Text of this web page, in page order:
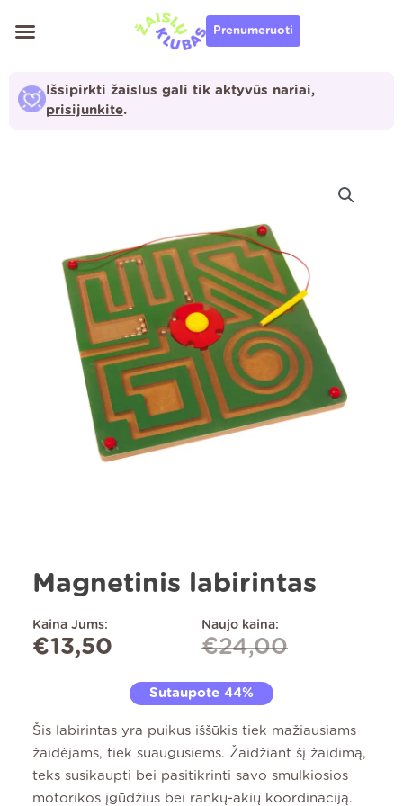
prie
Prenumeruoti
Išsipirkti žaislus gali tik aktyvūs nariai,
prisijunkite.
Magnetinis labirintas
Kaina Jums:
€13,50
Naujo kaina:
€24,00
Sutaupote 44%
Šis labirintas yra puikus iššūkis tiek mažiausiams
žaidėjams, tiek suaugusiems. Žaidžiant šį žaidimą,
teks susikaupti bei pasitikrinti savo smulkiosios
motorikos įgūdžius bei rankų-akių koordinaciją.